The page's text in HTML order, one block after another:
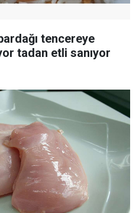
tencereye
tadan etli sanıyor